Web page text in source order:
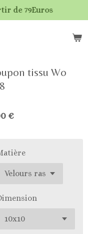
de 79Euros
tissu Wo
€